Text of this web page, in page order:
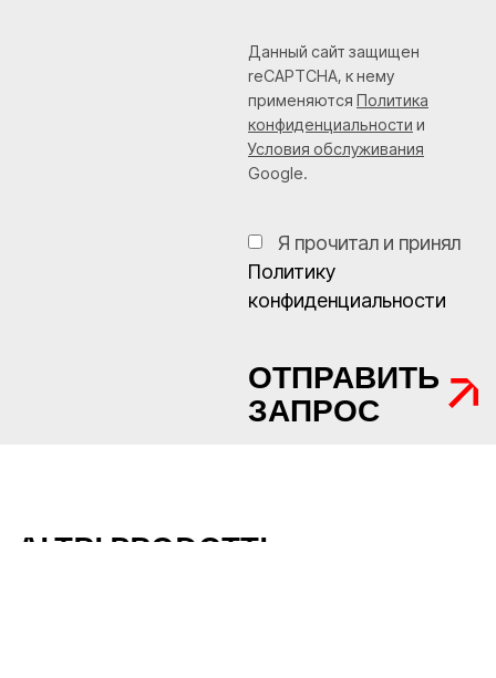
Данный сайт защищен
reCAPTCHA, к нему
применяются Политика
конфиденциальности и
Условия обслуживания
Google.
Я прочитал и принял
Политику
конфиденциальности
ОТПРАВИТЬ
ЗАПРОС
ALTRI PRODOTTI